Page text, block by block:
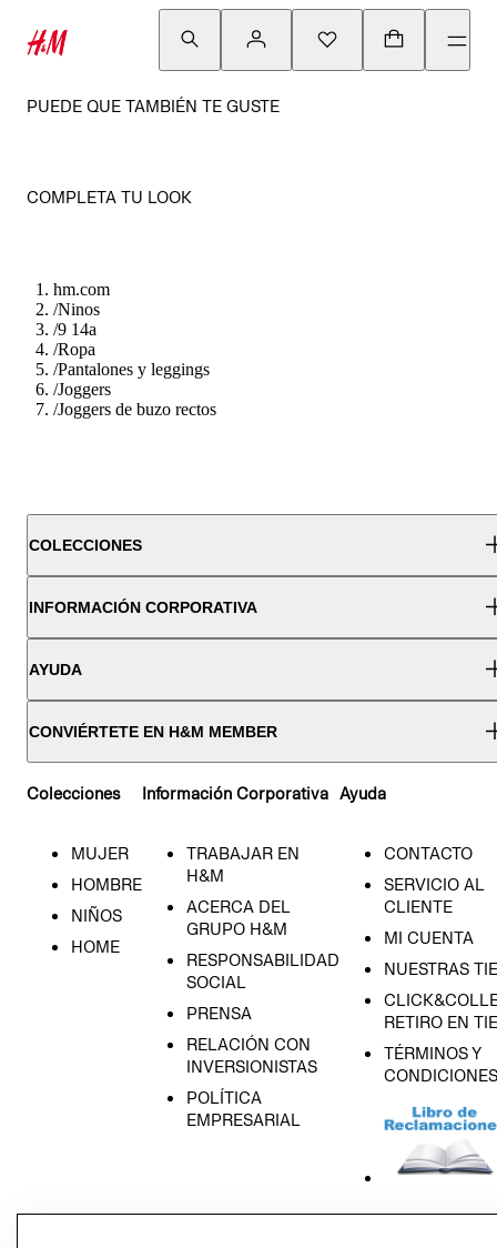
PUEDE QUE TAMBIÉN TE GUSTE
COMPLETA TU LOOK
hm.com
/Ninos
/9 14a
/Ropa
/Pantalones y leggings
/Joggers
/Joggers de buzo rectos
COLECCIONES
INFORMACIÓN CORPORATIVA
AYUDA
CONVIÉRTETE EN H&M MEMBER
Colecciones
MUJER
HOMBRE
NIÑOS
HOME
Información Corporativa
TRABAJAR EN
H&M
ACERCA DEL
GRUPO H&M
RESPONSABILIDAD
SOCIAL
PRENSA
RELACIÓN CON
INVERSIONISTAS
POLÍTICA
EMPRESARIAL
Ayuda
CONTACTO
SERVICIO AL
CLIENTE
MI CUENTA
NUESTRAS
RETIRO EN
TÉRMINOS Y
CONDICIONES